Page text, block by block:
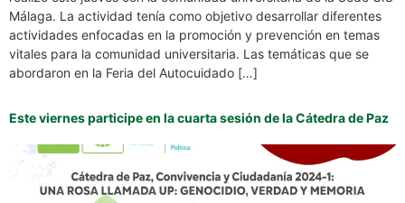
Málaga. La actividad tenía como objetivo desarrollar diferentes
actividades enfocadas en la promoción y prevención en temas
vitales para la comunidad universitaria. Las temáticas que se
abordaron en la Feria del Autocuidado […]
Este viernes participe en la cuarta sesión de la Cátedra de Paz